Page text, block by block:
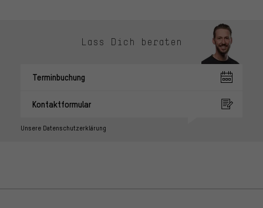
Lass Dich beraten
Terminbuchung
Kontaktformular
Unsere Datenschutzerklärung